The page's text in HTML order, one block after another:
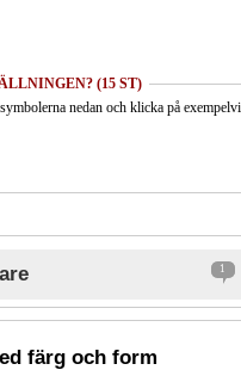
(15 ST)
nedan och klicka på
1
färg och form